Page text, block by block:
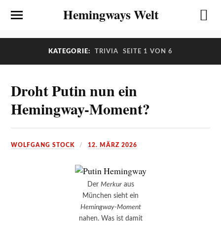
Hemingways Welt
KATEGORIE: TRIVIA SEITE 1 VON 6
Droht Putin nun ein
Hemingway-Moment?
WOLFGANG STOCK 12. MÄRZ 2026
Der Merkuraus
München sieht ein
Hemingway-Moment
nahen. Was ist damit